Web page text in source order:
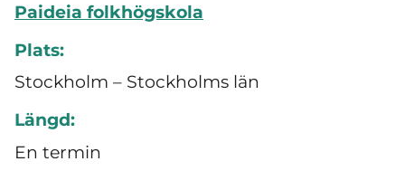
Paideia folkhögskola
Plats:
Stockholm – Stockholms län
Längd:
En termin